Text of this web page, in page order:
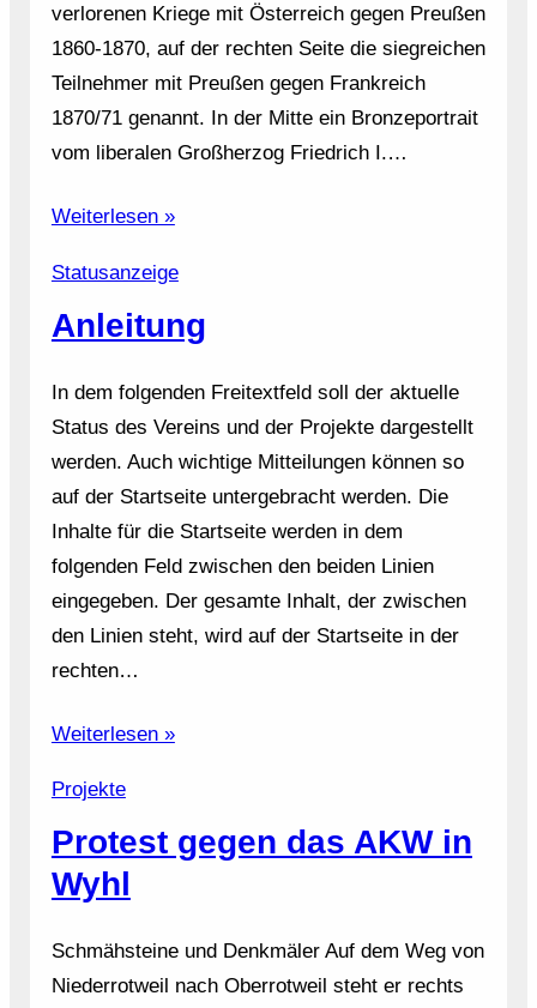
verlorenen Kriege mit Österreich gegen Preußen
1860-1870, auf der rechten Seite die siegreichen
Teilnehmer mit Preußen gegen Frankreich
1870/71 genannt. In der Mitte ein Bronzeportrait
vom liberalen Großherzog Friedrich I.…
Weiterlesen »
Statusanzeige
Anleitung
In dem folgenden Freitextfeld soll der aktuelle
Status des Vereins und der Projekte dargestellt
werden. Auch wichtige Mitteilungen können so
auf der Startseite untergebracht werden. Die
Inhalte für die Startseite werden in dem
folgenden Feld zwischen den beiden Linien
eingegeben. Der gesamte Inhalt, der zwischen
den Linien steht, wird auf der Startseite in der
rechten…
Weiterlesen »
Projekte
Protest gegen das AKW in
Wyhl
Schmähsteine und Denkmäler Auf dem Weg von
Niederrotweil nach Oberrotweil steht er rechts